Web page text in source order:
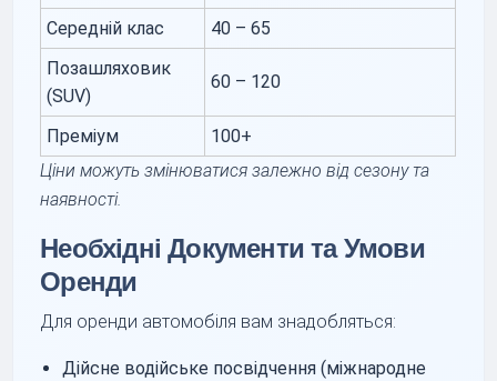
Середній клас
40 – 65
Позашляховик
(SUV)
60 – 120
Преміум
100+
Ціни можуть змінюватися залежно від сезону та
наявності.
Необхідні Документи та Умови
Оренди
Для оренди автомобіля вам знадобляться:
Дійсне водійське посвідчення (міжнародне